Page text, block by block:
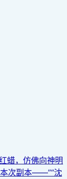
蜡，仿佛向神明
次副本——”“沈